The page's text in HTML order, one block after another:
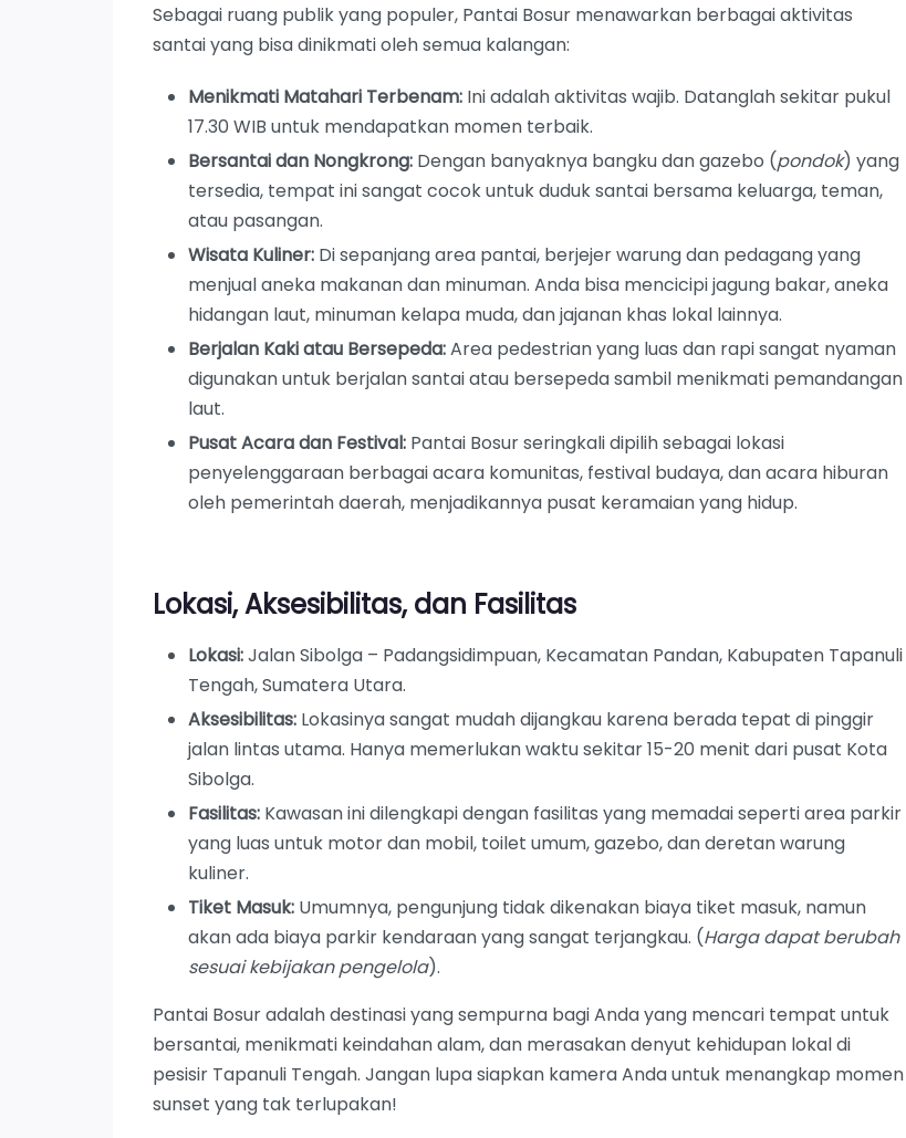
Sebagai ruang publik yang populer, Pantai Bosur menawarkan berbagai aktivitas
santai yang bisa dinikmati oleh semua kalangan:
Menikmati Matahari Terbenam: Ini adalah aktivitas wajib. Datanglah sekitar pukul
17.30 WIB untuk mendapatkan momen terbaik.
Bersantai dan Nongkrong: Dengan banyaknya bangku dan gazebo (pondok) yang
tersedia, tempat ini sangat cocok untuk duduk santai bersama keluarga, teman,
atau pasangan.
Wisata Kuliner: Di sepanjang area pantai, berjejer warung dan pedagang yang
menjual aneka makanan dan minuman. Anda bisa mencicipi jagung bakar, aneka
hidangan laut, minuman kelapa muda, dan jajanan khas lokal lainnya.
Berjalan Kaki atau Bersepeda:Area pedestrian yang luas dan rapi sangat nyaman
digunakan untuk berjalan santai atau bersepeda sambil menikmati pemandangan
laut.
Pusat Acara dan Festival: Pantai Bosur seringkali dipilih sebagai lokasi
penyelenggaraan berbagai acara komunitas, festival budaya, dan acara hiburan
oleh pemerintah daerah, menjadikannya pusat keramaian yang hidup.
Lokasi, Aksesibilitas, dan Fasilitas
Lokasi:Jalan Sibolga – Padangsidimpuan, Kecamatan Pandan, Kabupaten Tapanuli
Tengah, Sumatera Utara.
Aksesibilitas: Lokasinya sangat mudah dijangkau karena berada tepat di pinggir
jalan lintas utama. Hanya memerlukan waktu sekitar 15-20 menit dari pusat Kota
Sibolga.
Fasilitas: Kawasan ini dilengkapi dengan fasilitas yang memadai seperti area parkir
yang luas untuk motor dan mobil, toilet umum, gazebo, dan deretan warung
kuliner.
Tiket Masuk: Umumnya, pengunjung tidak dikenakan biaya tiket masuk, namun
akan ada biaya parkir kendaraan yang sangat terjangkau. (Harga dapat berubah
sesuai kebijakan pengelola).
Pantai Bosur adalah destinasi yang sempurna bagi Anda yang mencari tempat untuk
bersantai, menikmati keindahan alam, dan merasakan denyut kehidupan lokal di
pesisir Tapanuli Tengah. Jangan lupa siapkan kamera Anda untuk menangkap momen
sunset yang tak terlupakan!